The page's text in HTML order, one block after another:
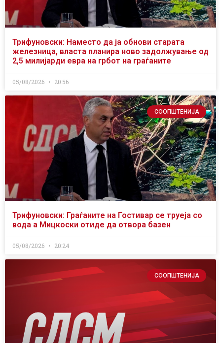
Трифуновски: Наместо да ја обнови старата
железница, власта планира ново задолжување од
2,5 милијарди евра на грбот на граѓаните
05/08/2026 20:56
СООПШТЕНИЈА
Трифуновски: Граѓаните на Гостивар се труеја со
вода а Мицкоски отиде да отвора базен
05/08/2026 20:24
СООПШТЕНИЈА